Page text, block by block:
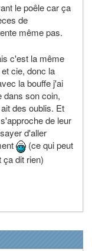
le poêle car ça
de
même pas.
c'est la même
cie, donc la
la bouffe j'ai
dans son coin,
des oublis. Et
de leur
d'aller
(ce qui peut
ça dit rien)